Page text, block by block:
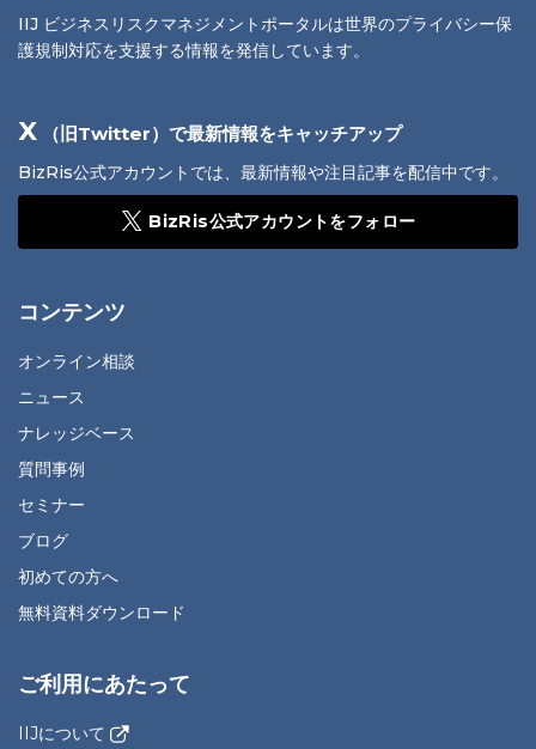
IIJ ビジネスリスクマネジメントポータルは世界のプライバシー保
護規制対応を支援する情報を発信しています。
X （旧Twitter）で最新情報をキャッチアップ
BizRis公式アカウントでは、最新情報や注目記事を配信中です。
BizRis公式アカウントをフォロー
コンテンツ
オンライン相談
ニュース
ナレッジベース
質問事例
セミナー
ブログ
初めての方へ
無料資料ダウンロード
ご利用にあたって
IIJについて